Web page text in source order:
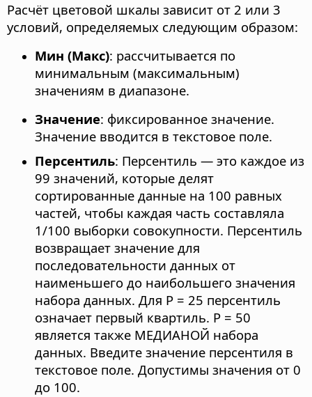
Расчёт цветовой шкалы зависит от 2 или 3
условий, определяемых следующим образом:
Мин (Макс): рассчитывается по
минимальным (максимальным)
значениям в диапазоне.
Значение: фиксированное значение.
Значение вводится в текстовое поле.
Персентиль: Персентиль — это каждое из
99 значений, которые делят
сортированные данные на 100 равных
частей, чтобы каждая часть составляла
1/100 выборки совокупности. Персентиль
возвращает значение для
последовательности данных от
наименьшего до наибольшего значения
набора данных. Для P = 25 персентиль
означает первый квартиль. P = 50
является также МЕДИАНОЙ набора
данных. Введите значение персентиля в
текстовое поле. Допустимы значения от 0
до 100.